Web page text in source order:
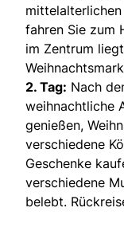
fahren Sie zum
im Zentrum
2. Tag: Nach
weihnachtliche
genießen,
verschiedene
Geschenke
verschiedene
belebt.